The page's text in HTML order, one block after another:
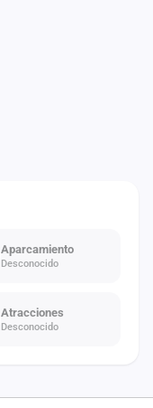
Aparcamiento
Desconocido
Atracciones
Desconocido